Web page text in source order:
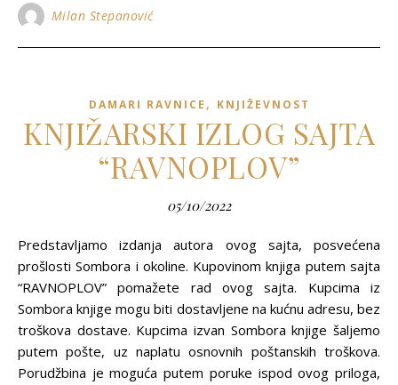
Milan Stepanović
DAMARI RAVNICE , KNJIŽEVNOST
KNJIŽARSKI IZLOG SAJTA
“RAVNOPLOV”
05/10/2022
Predstavljamo izdanja autora ovog sajta, posvećena
prošlosti Sombora i okoline. Kupovinom knjiga putem sajta
“RAVNOPLOV” pomažete rad ovog sajta. Kupcima iz
Sombora knjige mogu biti dostavljene na kućnu adresu, bez
troškova dostave. Kupcima izvan Sombora knjige šaljemo
putem pošte, uz naplatu osnovnih poštanskih troškova.
Porudžbina je moguća putem poruke ispod ovog priloga,